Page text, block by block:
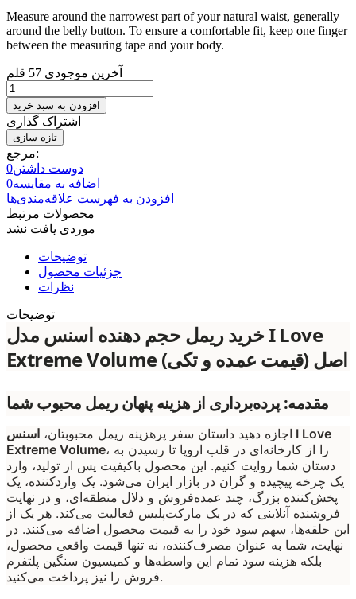
Measure around the narrowest part of your natural waist, generally
around the belly button. To ensure a comfortable fit, keep one finger
between the measuring tape and your body.
آخرین موجودی 57 قلم
افزودن به سبد خرید
اشتراک گذاری
مرجع:
دوست داشتن0
اضافه به مقایسه0
افزودن به فهرست علاقه‌مندی‌ها
محصولات مرتبط
موردی یافت نشد
توضیحات
جزئیات محصول
نظرات
توضیحات
خرید ریمل حجم دهنده اسنس مدل I Love
Extreme Volume اصل (قیمت عمده و تکی)
مقدمه: پرده‌برداری از هزینه پنهان ریمل محبوب شما
اجازه دهید داستان سفر پرهزینه ریمل محبوبتان، اسنس I Love
Extreme Volume، را از کارخانه‌ای در قلب اروپا تا رسیدن به
دستان شما روایت کنیم. این محصول باکیفیت پس از تولید، وارد
یک چرخه پیچیده و گران در بازار ایران می‌شود. یک واردکننده، یک
پخش‌کننده بزرگ، چند عمده‌فروش و دلال منطقه‌ای، و در نهایت
فروشنده آنلاینی که در یک مارکت‌پلیس فعالیت می‌کند. هر یک از
این حلقه‌ها، سهم سود خود را به قیمت محصول اضافه می‌کنند. در
نهایت، شما به عنوان مصرف‌کننده، نه تنها قیمت واقعی محصول،
بلکه هزینه سود تمام این واسطه‌ها و کمیسیون سنگین پلتفرم
فروش را نیز پرداخت می‌کنید.